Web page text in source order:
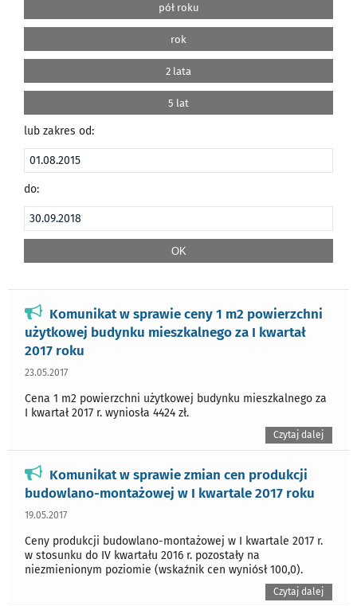
pół roku
rok
2 lata
5 lat
lub zakres od:
do:
Komunikat w sprawie ceny 1 m2 powierzchni
użytkowej budynku mieszkalnego za I kwartał
2017 roku
23.05.2017
Cena 1 m2 powierzchni użytkowej budynku mieszkalnego za
I kwartał 2017 r. wyniosła 4424 zł.
Czytaj dalej
Komunikat w sprawie zmian cen produkcji
budowlano-montażowej w I kwartale 2017 roku
19.05.2017
Ceny produkcji budowlano-montażowej w I kwartale 2017 r.
w stosunku do IV kwartału 2016 r. pozostały na
niezmienionym poziomie (wskaźnik cen wyniósł 100,0).
Czytaj dalej